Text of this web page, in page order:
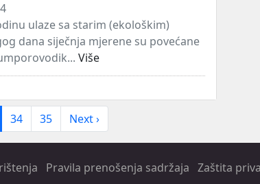
ulaze sa starim (ekološkim)
dana siječnja mjerene su povećane
Više
34 35 Next ›
Pravila prenošenja sadržaja Zaštita